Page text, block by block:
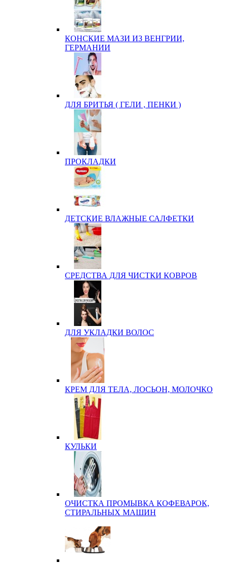
КОНСКИЕ МАЗИ ИЗ ВЕНГРИИ,
ГЕРМАНИИ
ДЛЯ БРИТЬЯ ( ГЕЛИ , ПЕНКИ )
ПРОКЛАДКИ
ДЕТСКИЕ ВЛАЖНЫЕ САЛФЕТКИ
СРЕДСТВА ДЛЯ ЧИСТКИ КОВРОВ
ДЛЯ УКЛАДКИ ВОЛОС
КРЕМ ДЛЯ ТЕЛА, ЛОСЬОН, МОЛОЧКО
КУЛЬКИ
ОЧИСТКА ПРОМЫВКА КОФЕВАРОК,
СТИРАЛЬНЫХ МАШИН